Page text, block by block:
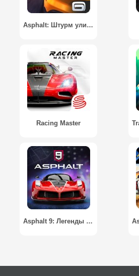
Asphalt: Штурм улиц / Asphalt Street Storm Racing
Racing Master
Asphalt 9: Легенды / Asphalt 9: Legends